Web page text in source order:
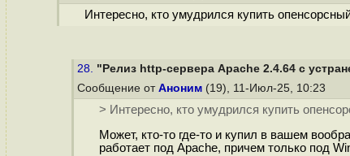
Интересно, кто умудрился купить
28. "Релиз http-сервера Apache 2.4.64 с
Сообщение от Аноним (19), 11-Июл-25, 10:23
> Интересно, кто умудрился купить
Может, кто-то где-то и купил в вашем
работает под Apache, причем только под